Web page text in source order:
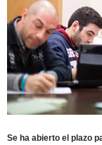
Se ha abierto el plazo